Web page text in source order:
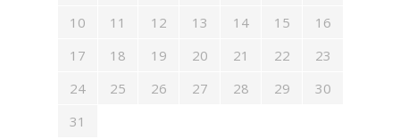
10
11 12 13 14 15
16
17
18 19 20 21 22
23
24
25 26 27 28 29
30
31